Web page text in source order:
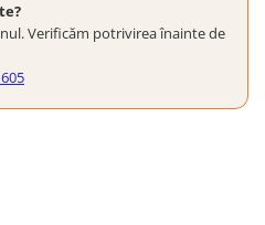
Verificăm potrivirea înainte de